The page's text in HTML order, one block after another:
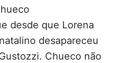
desde que Lorena
desapareceu
Chueco não